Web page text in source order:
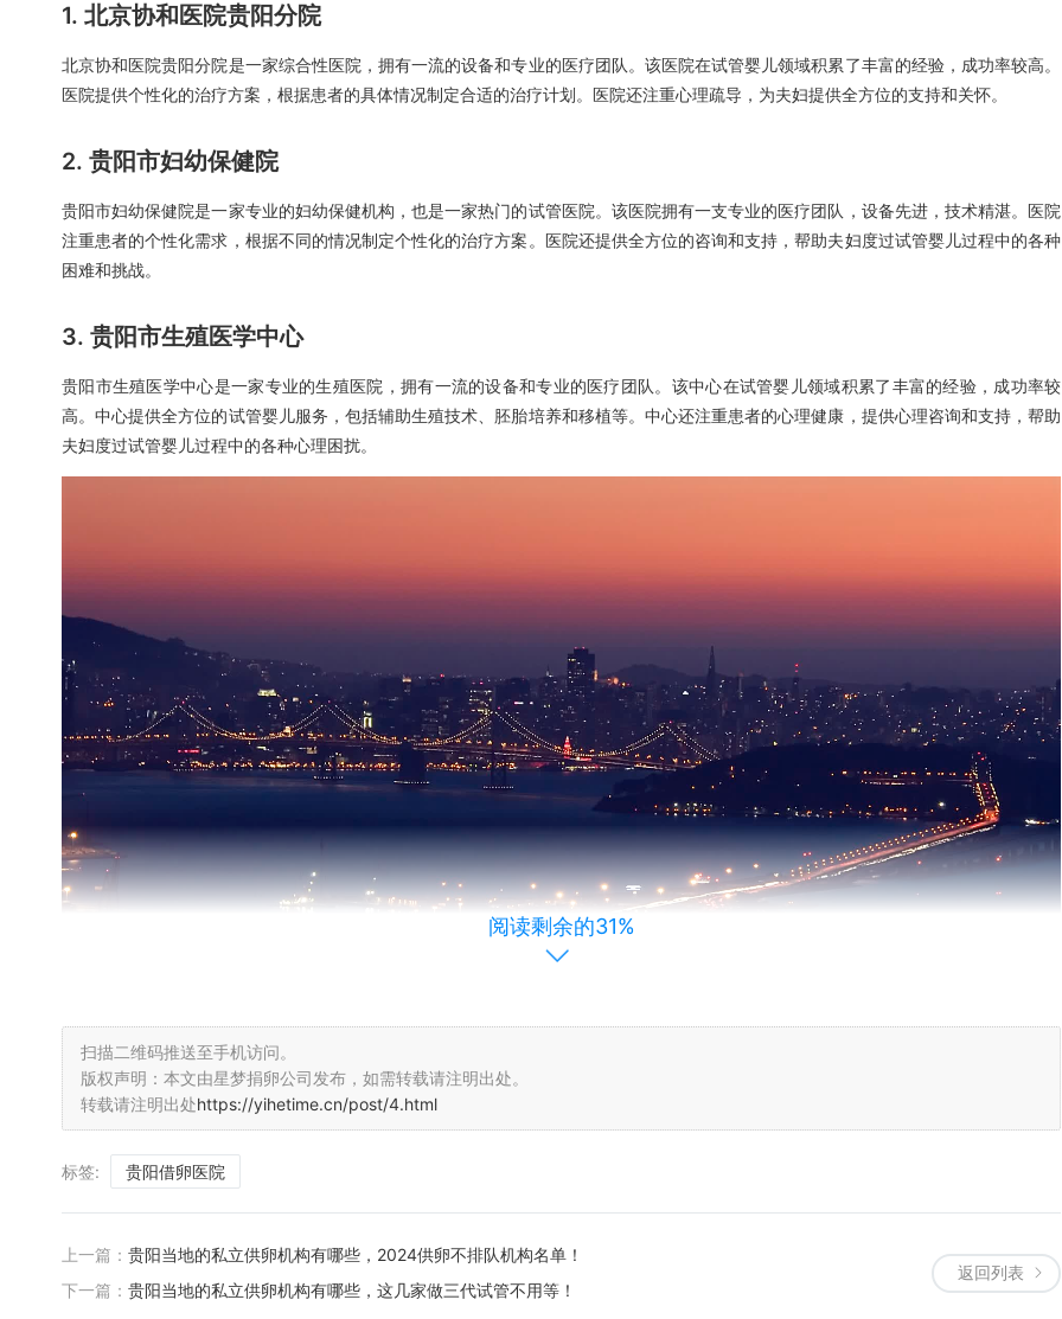
1. 北京协和医院贵阳分院
北京协和医院贵阳分院是一家综合性医院，拥有一流的设备和专业的医疗团队。该医院在试管婴儿领域积累了丰富的经验，成功率较高。
医院提供个性化的治疗方案，根据患者的具体情况制定合适的治疗计划。医院还注重心理疏导，为夫妇提供全方位的支持和关怀。
2. 贵阳市妇幼保健院
贵阳市妇幼保健院是一家专业的妇幼保健机构，也是一家热门的试管医院。该医院拥有一支专业的医疗团队，设备先进，技术精湛。医院
注重患者的个性化需求，根据不同的情况制定个性化的治疗方案。医院还提供全方位的咨询和支持，帮助夫妇度过试管婴儿过程中的各种
困难和挑战。
3. 贵阳市生殖医学中心
贵阳市生殖医学中心是一家专业的生殖医院，拥有一流的设备和专业的医疗团队。该中心在试管婴儿领域积累了丰富的经验，成功率较
高。中心提供全方位的试管婴儿服务，包括辅助生殖技术、胚胎培养和移植等。中心还注重患者的心理健康，提供心理咨询和支持，帮助
夫妇度过试管婴儿过程中的各种心理困扰。
4. 贵阳市妇幼保健院生殖医学中心
成功率较高。中心提供个性化的治疗方案，根据患者的具体情况制定合适的治疗计划。中心还注重患者的心理健康，提供心理咨询和支
5. 贵阳市中医院生殖医学中心
阅读剩余的31%
扫描二维码推送至手机访问。
版权声明：本文由星梦捐卵公司发布，如需转载请注明出处。
转载请注明出处https://yihetime.cn/post/4.html
标签: 贵阳借卵医院
返回列表
上一篇： 贵阳当地的私立供卵机构有哪些，2024供卵不排队机构名单！
下一篇： 贵阳当地的私立供卵机构有哪些，这几家做三代试管不用等！